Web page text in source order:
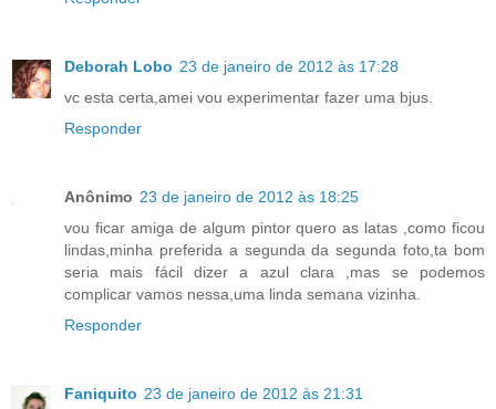
Deborah Lobo 23 de janeiro de 2012 às 17:28
vc esta certa,amei vou experimentar fazer uma bjus.
Responder
Anônimo 23 de janeiro de 2012 às 18:25
vou ficar amiga de algum pintor quero as latas ,como ficou
lindas,minha preferida a segunda da segunda foto,ta bom
seria mais fácil dizer a azul clara ,mas se podemos
complicar vamos nessa,uma linda semana vizinha.
Responder
Faniquito 23 de janeiro de 2012 às 21:31